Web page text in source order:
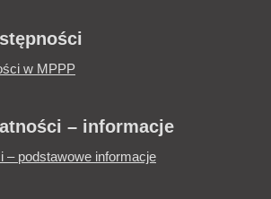
w MPPP
– informacje
– podstawowe informacje